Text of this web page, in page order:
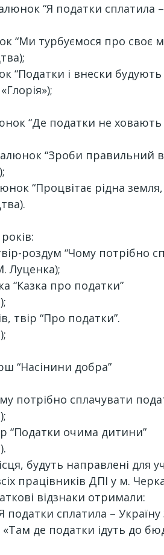
“Я податки сплатила
“Ми турбуємося про своє
“Податки і внески будують
“Де податки не
“Зроби правильний
“Процвітає рідна
роздум “Чому потрібно
Луценка);
“Казка про податки”
твір “Про податки”.
“Насінини добра”
потрібно сплачувати
“Податки очима дитини”
будуть направлені для
працівників ДПІ у м.
відзнаки отримали:
податки сплатила –
де податки ідуть до